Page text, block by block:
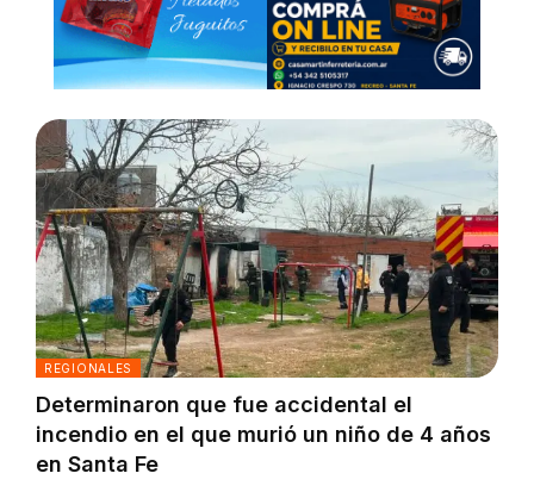
REGIONALES
Determinaron que fue accidental el
incendio en el que murió un niño de 4 años
en Santa Fe